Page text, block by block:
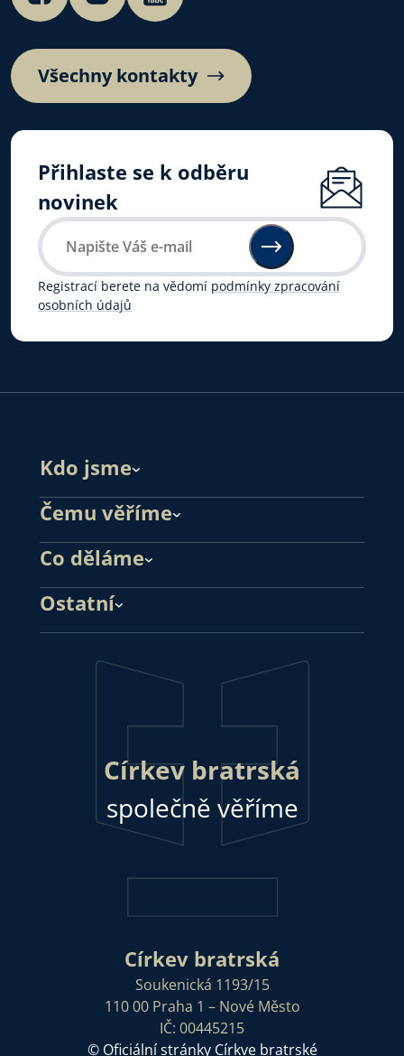
Všechny kontakty
Přihlaste se k odběru
novinek
Registrací berete na vědomí podmínky zpracování
osobních údajů
Kdo jsme
Čemu věříme
Co děláme
Ostatní
Církev bratrská
společně věříme
Církev bratrská
Soukenická 1193/15
110 00 Praha 1 – Nové Město
IČ: 00445215
© Oficiální stránky Církve bratrské